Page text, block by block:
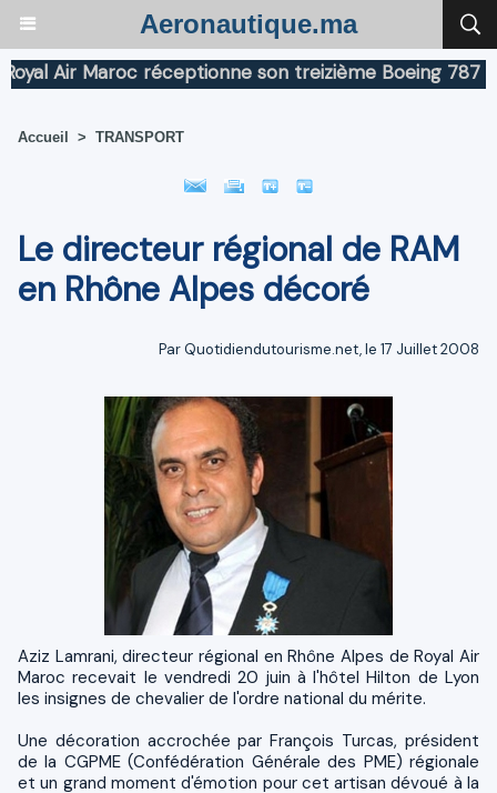
Aeronautique.ma
Air Maroc réceptionne son treizième Boeing 787
Accueil > TRANSPORT
Le directeur régional de RAM
en Rhône Alpes décoré
Par Quotidiendutourisme.net, le 17 Juillet 2008
Aziz Lamrani, directeur régional en Rhône Alpes de Royal Air
Maroc recevait le vendredi 20 juin à l'hôtel Hilton de Lyon
les insignes de chevalier de l'ordre national du mérite.
Une décoration accrochée par François Turcas, président
de la CGPME (Confédération Générale des PME) régionale
et un grand moment d'émotion pour cet artisan dévoué à la